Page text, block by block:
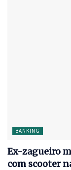
BANKING
Ex-zagueiro
com scooter